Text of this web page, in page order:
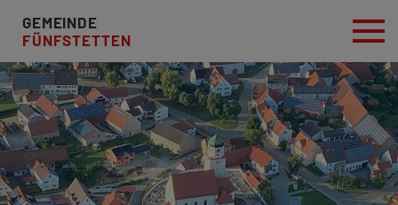
GEMEINDE
FÜNFSTETTEN